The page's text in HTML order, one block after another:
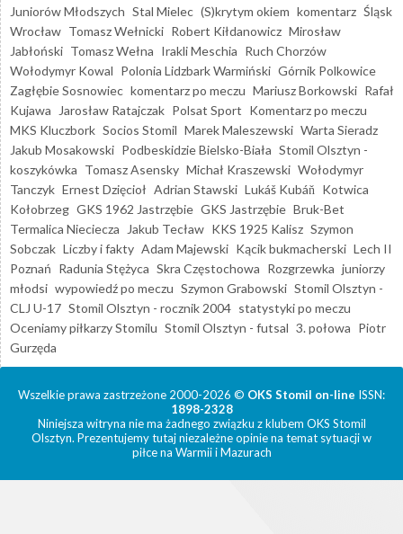
Juniorów Młodszych Stal Mielec (S)krytym okiem komentarz Śląsk
Wrocław Tomasz Wełnicki Robert Kiłdanowicz Mirosław
Jabłoński Tomasz Wełna Irakli Meschia Ruch Chorzów
Wołodymyr Kowal Polonia Lidzbark Warmiński Górnik Polkowice
Zagłębie Sosnowiec komentarz po meczu Mariusz Borkowski Rafał
Kujawa
Jarosław Ratajczak Polsat Sport Komentarz po meczu
MKS Kluczbork Socios Stomil Marek Maleszewski Warta Sieradz
Jakub Mosakowski Podbeskidzie Bielsko-Biała Stomil Olsztyn -
koszykówka Tomasz Asensky Michał Kraszewski Wołodymyr
Tanczyk Ernest Dzięcioł Adrian Stawski Lukáš Kubáň Kotwica
Kołobrzeg GKS 1962 Jastrzębie GKS Jastrzębie Bruk-Bet
Termalica Nieciecza
Jakub Tecław KKS 1925 Kalisz Szymon
Sobczak Liczby i fakty Adam Majewski Kącik bukmacherski Lech II
Poznań Radunia Stężyca Skra Częstochowa Rozgrzewka juniorzy
młodsi wypowiedź po meczu Szymon Grabowski Stomil Olsztyn -
CLJ U-17 Stomil Olsztyn - rocznik 2004 statystyki po meczu
Oceniamy piłkarzy Stomilu Stomil Olsztyn - futsal 3. połowa Piotr
Gurzęda
Wszelkie prawa zastrzeżone 2000-2026 © OKS Stomil on-line ISSN:
1898-2328
Niniejsza witryna nie ma żadnego związku z klubem OKS Stomil
Olsztyn. Prezentujemy tutaj niezależne opinie na temat sytuacji w
piłce na Warmii i Mazurach